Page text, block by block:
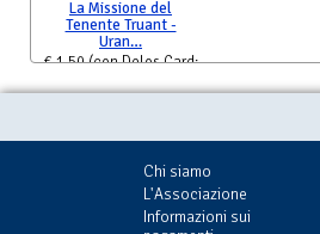
La Missione del
Tenente Truant -
Uran…
€ 1,50(con Delos Card:
Chi siamo
L'Associazione
Informazioni sui